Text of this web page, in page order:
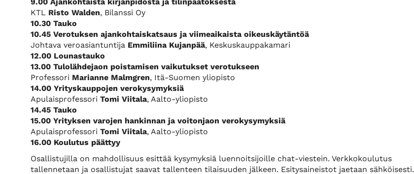
KTL Risto Walden, Bilanssi Oy
10.30 Tauko
10.45 Verotuksen ajankohtaiskatsaus ja viimeaikaista oikeuskäytäntöä
Johtava veroasiantuntija Emmiliina Kujanpää, Keskuskauppakamari
12.00 Lounastauko
13.00 Tulolähdejaon poistamisen vaikutukset verotukseen
Professori Marianne Malmgren, Itä-Suomen yliopisto
14.00 Yrityskauppojen verokysymyksiä
Apulaisprofessori Tomi Viitala, Aalto-yliopisto
14.45 Tauko
15.00 Yrityksen varojen hankinnan ja voitonjaon verokysymyksiä
Apulaisprofessori Tomi Viitala, Aalto-yliopisto
16.00 Koulutus päättyy
Osallistujilla on mahdollisuus esittää kysymyksiä luennoitsijoille chat-viestein. Verkkokoulutus
tallennetaan ja osallistujat saavat tallenteen tilaisuuden jälkeen. Esitysaineistot jaetaan sähköisesti.